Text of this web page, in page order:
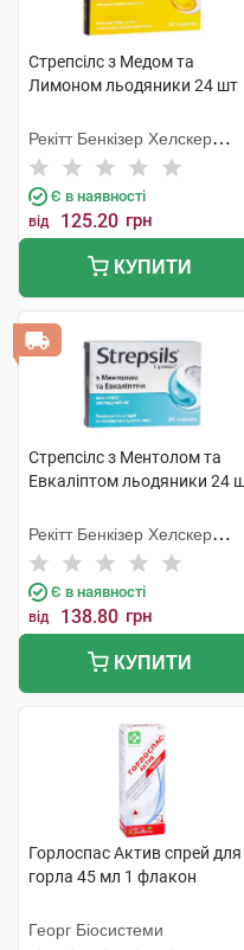
Стрепсілс з Медом та
Лимоном льодяники 24 шт
Рекітт Бенкізер Хелскер
Інтернешнл
Є в наявності
від 125.20 грн
КУПИТИ
Стрепсілс з Ментолом та
Евкаліптом льодяники 24
Рекітт Бенкізер Хелскер
Інтернешнл
Є в наявності
від 138.80 грн
КУПИТИ
Горлоспас Актив спрей для
горла 45 мл 1 флакон
Георг Біосистеми